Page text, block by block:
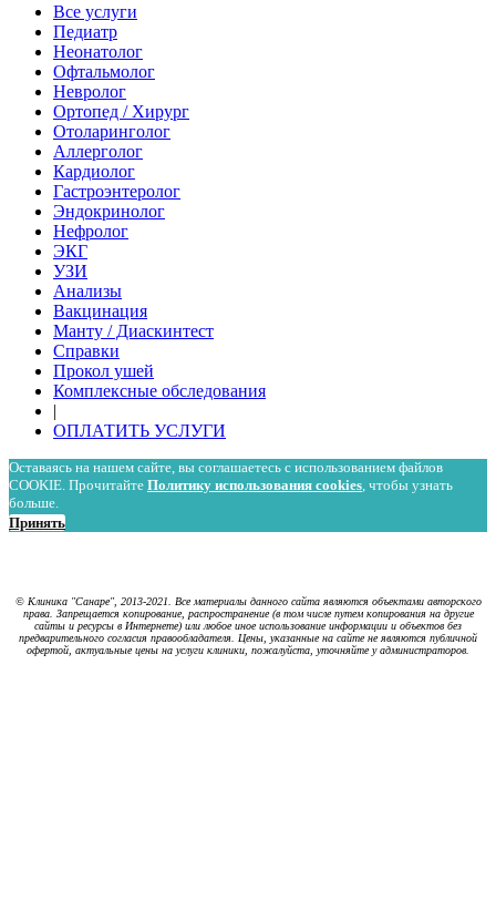
Все услуги
Педиатр
Неонатолог
Офтальмолог
Невролог
Ортопед / Хирург
Отоларинголог
Аллерголог
Кардиолог
Гастроэнтеролог
Эндокринолог
Нефролог
ЭКГ
УЗИ
Анализы
Вакцинация
Манту / Диаскинтест
Справки
Прокол ушей
Комплексные обследования
|
ОПЛАТИТЬ УСЛУГИ
Оставаясь на нашем сайте, вы соглашаетесь с использованием файлов
COOKIE. Прочитайте Политику использования cookies , чтобы узнать
больше.
Принять
© Клиника "Санаре", 2013-2021. Все материалы данного сайта являются объектами авторского
права. Запрещается копирование, распространение (в том числе путем копирования на другие
сайты и ресурсы в Интернете) или любое иное использование информации и объектов без
предварительного согласия правообладателя. Цены, указанные на сайте не являются публичной
офертой, актуальные цены на услуги клиники, пожалуйста, уточняйте у администраторов.